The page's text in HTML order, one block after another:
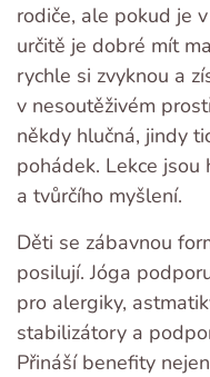
rodiče, ale pokud je
určitě je dobré mít
rychle si zvyknou a
v nesoutěživém
někdy hlučná, jindy
pohádek. Lekce
a tvůrčího myšlení.
Děti se zábavnou
posilují. Jóga
pro alergiky,
stabilizátory a
Přináší benefity